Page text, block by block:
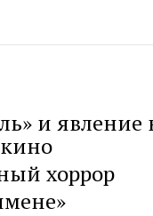
и явление
хоррор